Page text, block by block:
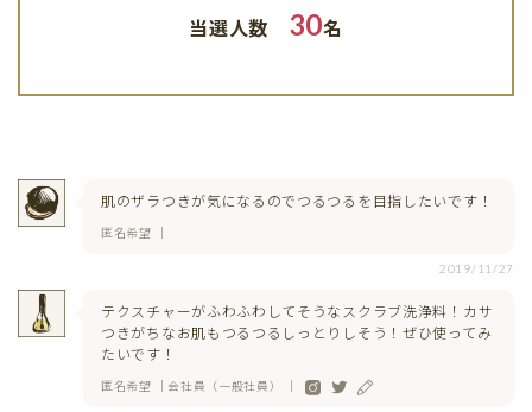
当選人数 30名
肌のザラつきが気になるのでつるつるを目指したいです！
匿名希望 ｜
2019/11/27
テクスチャーがふわふわしてそうなスクラブ洗浄料！カサ
つきがちなお肌もつるつるしっとりしそう！ぜひ使ってみ
たいです！
匿名希望 ｜会社員（一般社員） ｜